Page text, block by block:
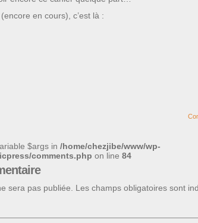
en cours), c’est là :
$args in /home/chezjibe/www/wp-
comments.php on line 84
sera pas publiée.
Les champs obligatoires sont